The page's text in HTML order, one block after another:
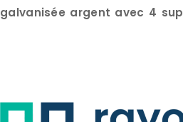
galvanisée argent avec 4